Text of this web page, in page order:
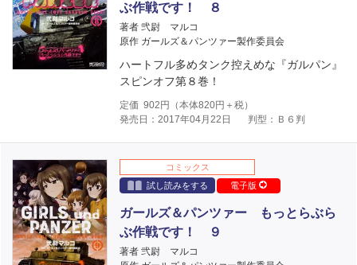
ぶ作戦です！ ８
著者 弐尉 マルコ
原作 ガールズ＆パンツァー製作委員会
ハートフル多めタンク控えめな『ガルパン』
スピンオフ第８巻！
定価 902 円（本体820円＋税）
発売日：2017年04月22日
判型：Ｂ６判
コミックス
試し読みをする
電子版
ガールズ＆パンツァー もっとらぶら
ぶ作戦です！ ９
著者 弐尉 マルコ